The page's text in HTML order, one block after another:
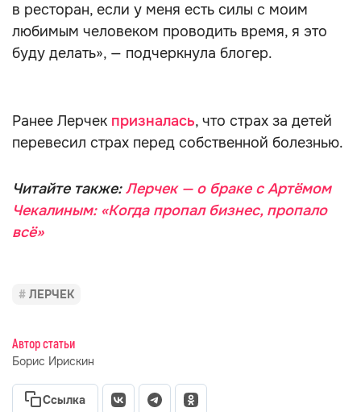
в ресторан, если у меня есть силы с моим
любимым человеком проводить время, я это
буду делать», — подчеркнула блогер.
Ранее Лерчек призналась, что страх за детей
перевесил страх перед собственной болезнью.
Читайте также:Лерчек — о браке с Артёмом
Чекалиным: «Когда пропал бизнес, пропало
всё»
ЛЕРЧЕК
Автор статьи
Борис Ирискин
Ссылка